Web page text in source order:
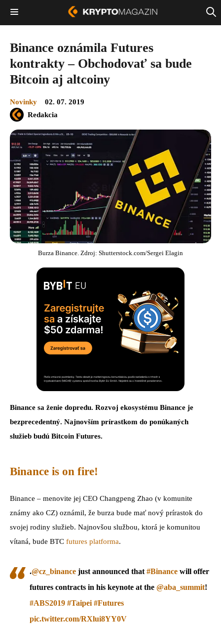
Binance oznámila Futures
kontrakty – Obchodovať sa bude
Bitcoin aj altcoiny
Novinky
02. 07. 2019
Redakcia
Burza Binance. Zdroj: Shutterstock.com/Sergei Elagin
Binance sa ženie dopredu. Rozvoj ekosystému Binance je
bezprecedentný. Najnovším prírastkom do ponúkaných
služieb budú Bitcoin Futures.
Binance is on fire!
Binance – menovite jej CEO Changpeng Zhao (v komunite
známy ako CZ) oznámil, že burza bude mať nový prírastok do
svojej rodiny služieb. Najnovšou službou, ktorá je komunitou
vítaná, bude BTC futures platforma.
.@cz_binance just announced that #Binance will offer
futures contracts in his keynote at the @aba_summit!
#ABS2019 #Taipei #Futures
pic.twitter.com/RXlui8YY0V